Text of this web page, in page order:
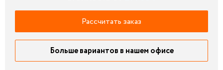
Рассчитать заказ
Больше вариантов в нашем офисе